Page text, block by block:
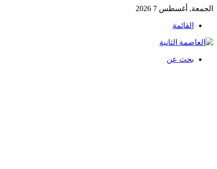
الجمعة, أغسطس 7 2026
القائمة
بحث عن